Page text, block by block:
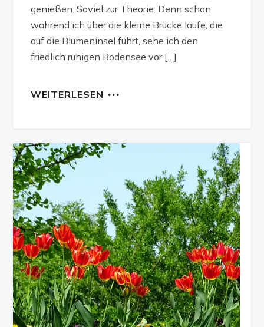
genießen. Soviel zur Theorie: Denn schon
während ich über die kleine Brücke laufe, die
auf die Blumeninsel führt, sehe ich den
friedlich ruhigen Bodensee vor […]
WEITERLESEN